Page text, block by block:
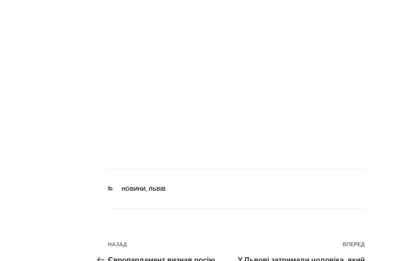
КАТЕГОРІЇ
НОВИНИ, ЛЬВІВ
Навігація
записів
Попередній
запис:
НАЗАД
Наступний
запис
ВПЕРЕД